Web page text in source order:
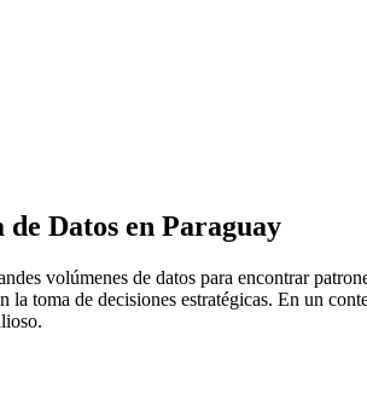
Datos en Paraguay
volúmenes de datos para encontrar
toma de decisiones estratégicas. En un